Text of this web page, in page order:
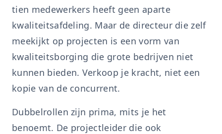
tien medewerkers heeft geen aparte
kwaliteitsafdeling. Maar de directeur die zelf
meekijkt op projecten is een vorm van
kwaliteitsborging die grote bedrijven niet
kunnen bieden. Verkoop je kracht, niet een
kopie van de concurrent.
Dubbelrollen zijn prima, mits je het
benoemt. De projectleider die ook